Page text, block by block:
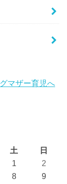
土
日
1
2
8
9